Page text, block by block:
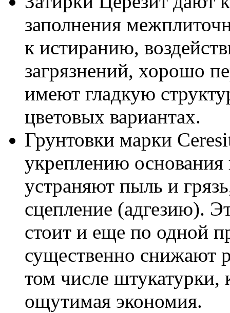
заполнения
к истиранию,
загрязнений, хорошо
имеют гладкую
цветовых вариантах.
Грунтовки марки
укреплению
устраняют пыль и
сцепление (адгезию).
стоит и еще по одной
существенно снижают
том числе штукатурки,
ощутимая экономия.